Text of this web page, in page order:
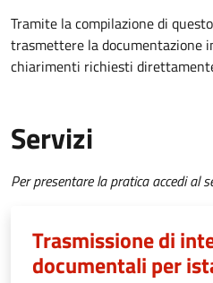
Tramite la compilazione di
trasmettere la documentazione
chiarimenti richiesti
Servizi
Per presentare la pratica accedi al
Trasmissione di
documentali per